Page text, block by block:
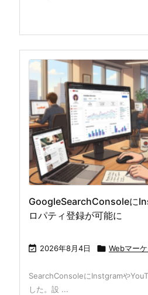
GoogleSearchConsoleに
ロパティ登録が可能に
 2026年8月4日  Webマー
SearchConsoleにInstgramや
した。設 ...